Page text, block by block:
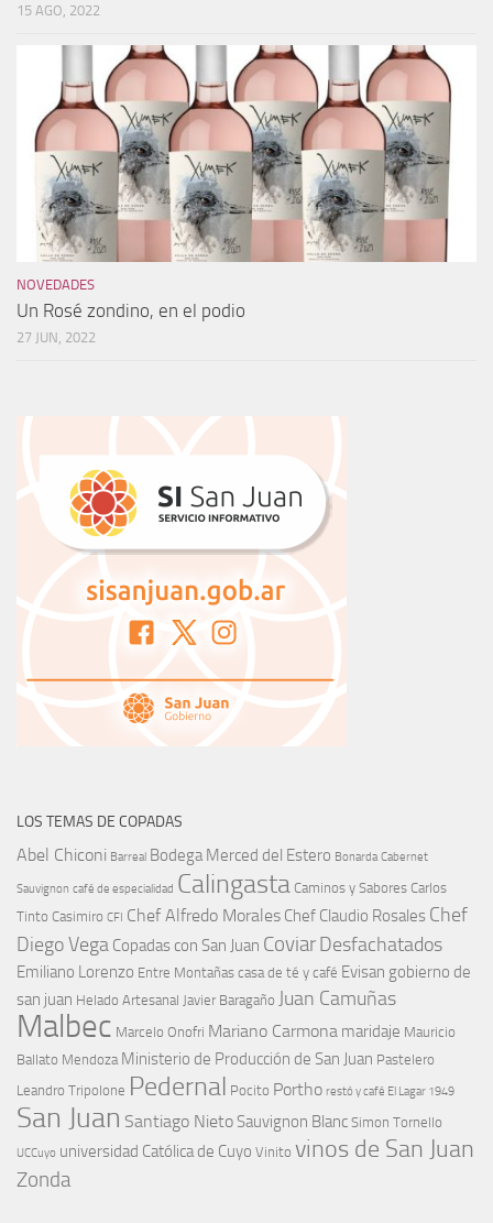
15 AGO, 2022
NOVEDADES
Un Rosé zondino, en el podio
27 JUN, 2022
LOS TEMAS DE COPADAS
Abel Chiconi Barreal Bodega Merced del Estero Bonarda Cabernet
Sauvignon café de especialidad Calingasta Caminos y Sabores Carlos
Tinto Casimiro CFI Chef Alfredo Morales Chef Claudio Rosales Chef
Diego Vega Copadas con San Juan CoviarDesfachatados
Emiliano Lorenzo Entre Montañas casa de té y café Evisan gobierno de
san juan Helado Artesanal Javier Baragaño Juan Camuñas
Malbec Marcelo Onofri Mariano Carmona maridaje Mauricio
Ballato Mendoza Ministerio de Producción de San Juan Pastelero
Leandro Tripolone Pedernal Pocito Portho restó y café El Lagar 1949
San Juan Santiago Nieto Sauvignon Blanc Simon Tornello
UCCuyo universidad Católica de Cuyo Vinito vinos de San Juan
Zonda